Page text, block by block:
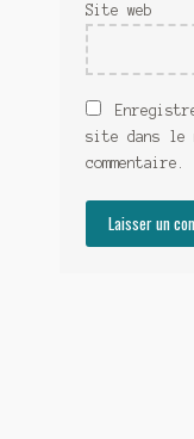
Site web
site dans le
commentaire.